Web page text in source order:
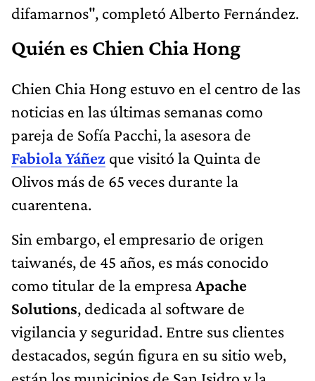
difamarnos", completó Alberto Fernández.
Quién es Chien Chia Hong
Chien Chia Hong estuvo en el centro de las
noticias en las últimas semanas como
pareja de Sofía Pacchi, la asesora de
Fabiola Yáñez que visitó la Quinta de
Olivos más de 65 veces durante la
cuarentena.
Sin embargo, el empresario de origen
taiwanés, de 45 años, es más conocido
como titular de la empresaApache
Solutions, dedicada al software de
vigilancia y seguridad. Entre sus clientes
destacados, según figura en su sitio web,